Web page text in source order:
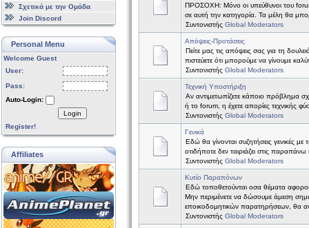
Σχετικά με την Ομάδα
Join Discord
Personal Menu
Welcome Guest
User:
Pass:
Auto-Login:
Login
Register!
Affiliates
ΠΡΟΣΟΧΗ: Μόνο οι υπεύθυνοι του
σε αυτή την κατηγορία. Τα μέλη θα
Συντονιστής Global Moderators
Απόψεις-Προτάσεις
Πείτε μας τις απόψεις σας για τη
πιστεύετε ότι μπορούμε να γίνουμε
Συντονιστής Global Moderators
Τεχνική Υποστήριξη
Αν αντιμετωπίζετε κάποιο πρόβλημα
ή το forum, η έχετε απορίες τεχνικής
Συντονιστής Global Moderators
Γενικά
Εδώ θα γίνονται συζητήσεις γενικές
οτιδήποτε δεν ταιριάζει στις παραπάνω
Συντονιστής Global Moderators
Κυτίο Παραπόνων
Εδώ τοποθετούνται οσα θέματα
Μην περιμένετε να δώσουμε άμεση
εποικοδομητικών παρατηρήσεων, θα
Συντονιστής Global Moderators